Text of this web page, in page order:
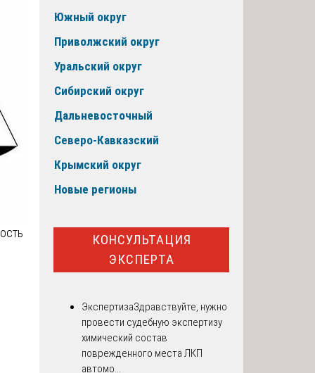
Южный округ
Приволжский округ
Уральский округ
Сибирский округ
Дальневосточный
Северо-Кавказский
Крымский округ
Новые регионы
КОНСУЛЬТАЦИЯ
ЭКСПЕРТА
ЭкспертизаЗдравствуйте, нужно
провести судебную экспертизу
химический состав
поврежденного места ЛКП
автомо...